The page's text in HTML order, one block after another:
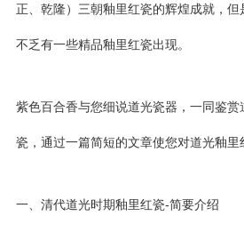
正、乾隆）三朝釉里红瓷的辉煌成就，
不乏有一些精品釉里红瓷出现。
紫色百合香与您细说道光瓷器，一同鉴
瓷，通过一篇简短的文章使您对道光釉里
一、清代道光时期釉里红瓷-简要介绍